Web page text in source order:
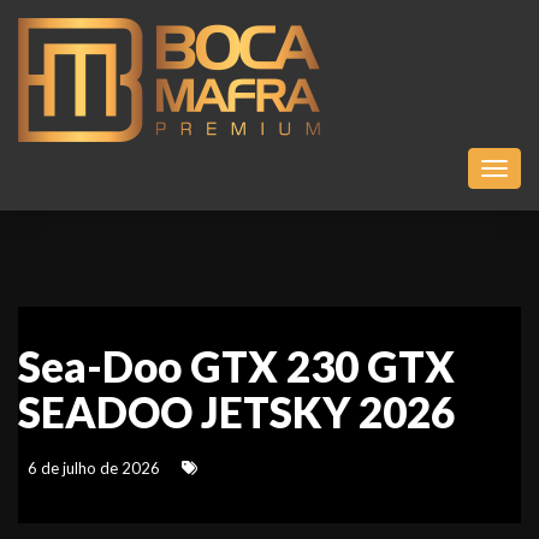
Sea-Doo GTX 230 GTX
SEADOO JETSKY 2026
6 de julho de 2026